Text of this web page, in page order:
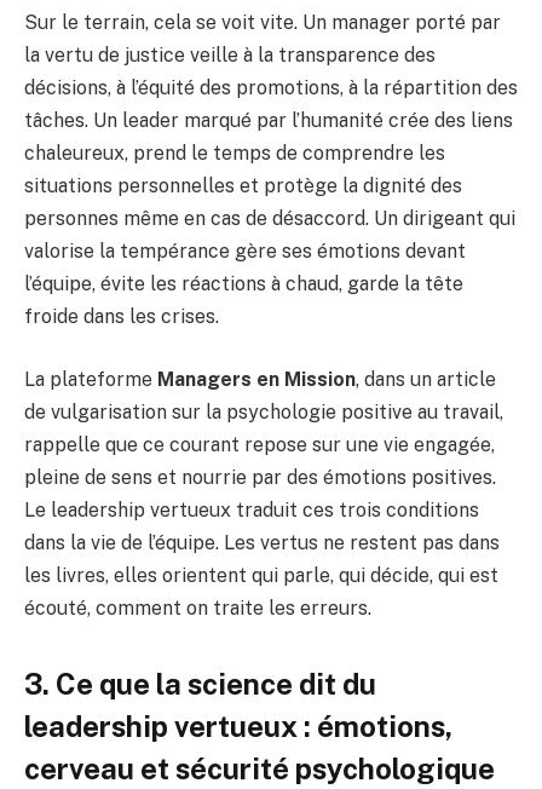
Sur le terrain, cela se voit vite. Un manager porté par
la vertu de justice veille à la transparence des
décisions, à l’équité des promotions, à la répartition des
tâches. Un leader marqué par l’humanité crée des liens
chaleureux, prend le temps de comprendre les
situations personnelles et protège la dignité des
personnes même en cas de désaccord. Un dirigeant qui
valorise la tempérance gère ses émotions devant
l’équipe, évite les réactions à chaud, garde la tête
froide dans les crises.
La plateforme Managers en Mission, dans un article
de vulgarisation sur la psychologie positive au travail,
rappelle que ce courant repose sur une vie engagée,
pleine de sens et nourrie par des émotions positives.
Le leadership vertueux traduit ces trois conditions
dans la vie de l’équipe. Les vertus ne restent pas dans
les livres, elles orientent qui parle, qui décide, qui est
écouté, comment on traite les erreurs.
3. Ce que la science dit du
leadership vertueux : émotions,
cerveau et sécurité psychologique